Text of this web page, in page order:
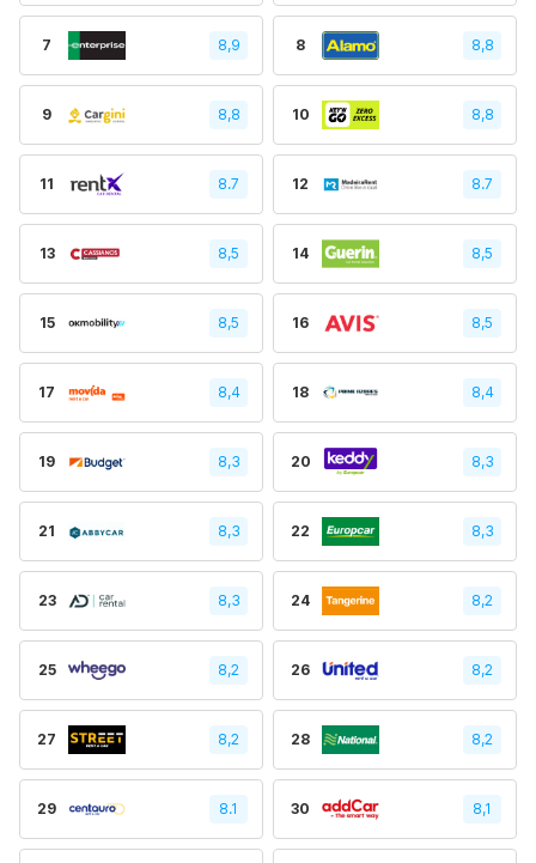
7 8,9 8 8,8
9 8,8 10 8,8
11 8.7 12 8.7
13 8,5 14 8,5
15 8,5 16 8,5
17 8,4 18 8,4
19 8,3 20 8,3
21 8,3 22 8,3
23 8,3 24 8,2
25 8,2 26 8,2
27 8,2 28 8,2
29 8.1 30 8,1